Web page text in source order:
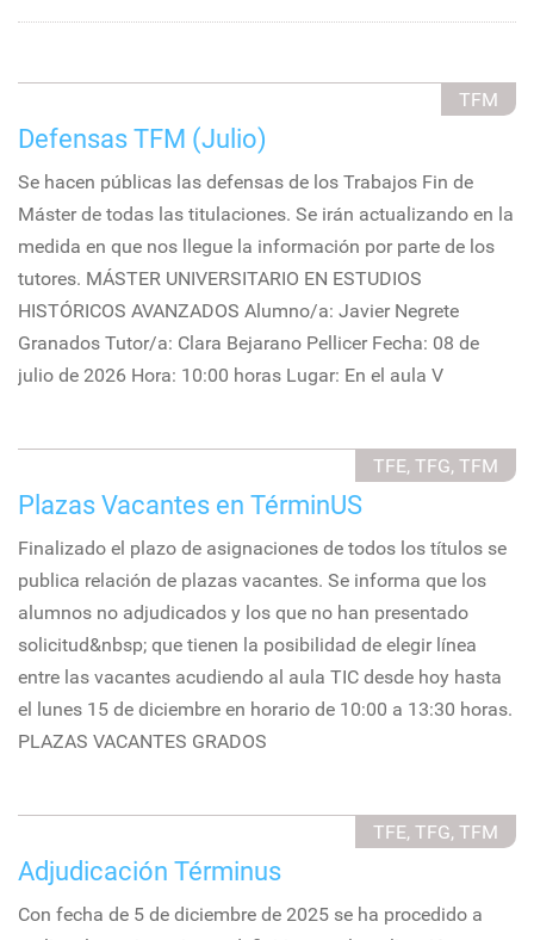
TFM
Defensas TFM (Julio)
Se hacen públicas las defensas de los Trabajos Fin de
Máster de todas las titulaciones. Se irán actualizando en la
medida en que nos llegue la información por parte de los
tutores. MÁSTER UNIVERSITARIO EN ESTUDIOS
HISTÓRICOS AVANZADOS Alumno/a: Javier Negrete
Granados Tutor/a: Clara Bejarano Pellicer Fecha: 08 de
julio de 2026 Hora: 10:00 horas Lugar: En el aula V
TFE, TFG, TFM
Plazas Vacantes en TérminUS
Finalizado el plazo de asignaciones de todos los títulos se
publica relación de plazas vacantes. Se informa que los
alumnos no adjudicados y los que no han presentado
solicitud&nbsp; que tienen la posibilidad de elegir línea
entre las vacantes acudiendo al aula TIC desde hoy hasta
el lunes 15 de diciembre en horario de 10:00 a 13:30 horas.
PLAZAS VACANTES GRADOS
TFE, TFG, TFM
Adjudicación Términus
Con fecha de 5 de diciembre de 2025 se ha procedido a